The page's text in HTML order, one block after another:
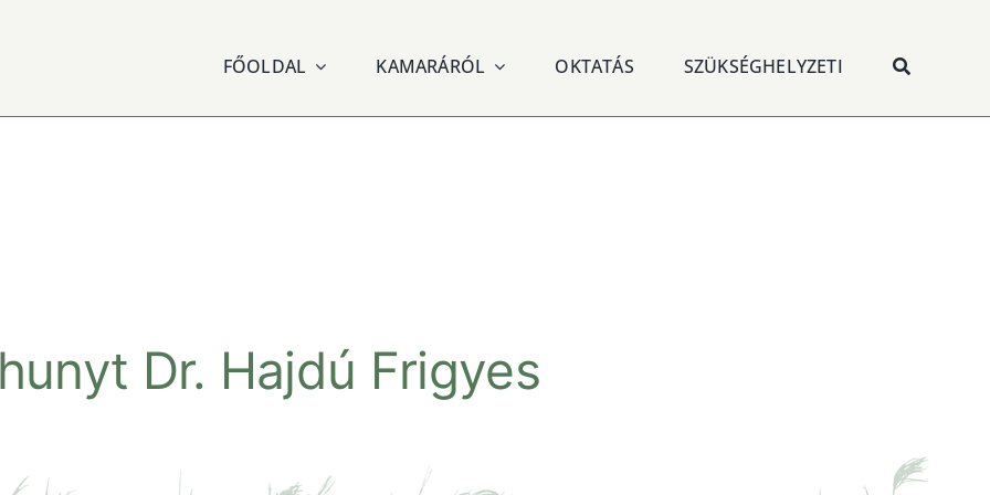
FŐOLDAL KAMARÁRÓL OKTATÁS SZÜKSÉGHELYZETI
Dr. Hajdú Frigyes